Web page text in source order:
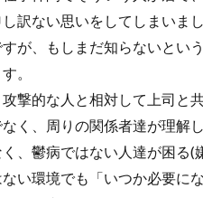
訳ない思いをしてしまいま
が、もしまだ知らないとい
。
撃的な人と相対して上司と
く、周りの関係者達が理解
、鬱病ではない人達が困る(
い環境でも「いつか必要に